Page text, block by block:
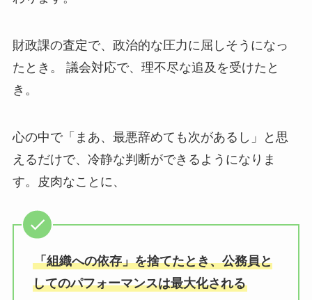
財政課の査定で、政治的な圧力に屈しそうになっ
たとき。 議会対応で、理不尽な追及を受けたと
き。
心の中で「まあ、最悪辞めても次があるし」と思
えるだけで、冷静な判断ができるようになりま
す。皮肉なことに、
「組織への依存」を捨てたとき、公務員と
してのパフォーマンスは最大化される